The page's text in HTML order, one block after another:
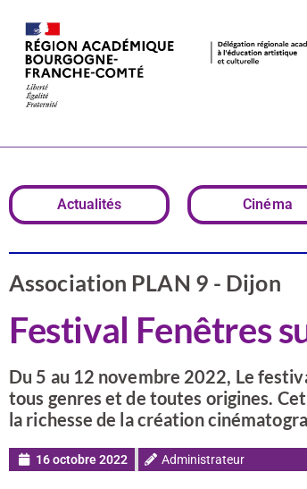
Festival
Actualités Cinéma
Association PLAN 9 - Dijon
Festival Fenêtres
Du 5 au 12 novembre 2022, Le
tous genres et de toutes origines.
la richesse de la création
16 octobre 2022 Administrateur